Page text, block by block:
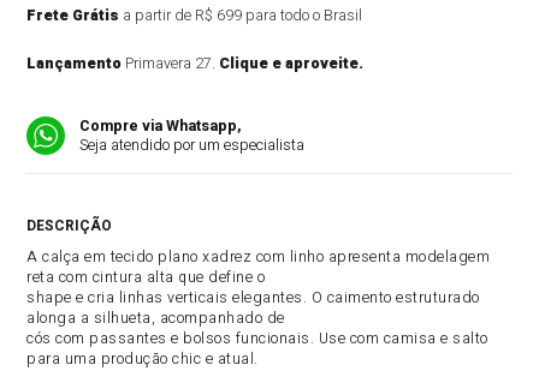
Frete Grátis a partir de R$ 699 para todo o Brasil
Lançamento Primavera 27. Clique e aproveite.
Compre via Whatsapp,
Seja atendido por um especialista
A calça em tecido plano xadrez com linho apresenta modelagem
reta com cintura alta que define o
shape e cria linhas verticais elegantes. O caimento estruturado
alonga a silhueta, acompanhado de
cós com passantes e bolsos funcionais. Use com camisa e salto
para uma produção chic e atual.